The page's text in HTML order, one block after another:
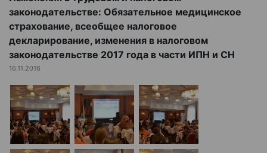
законодательстве: Обязательное медицинское
страхование, всеобщее налоговое
декларирование, изменения в налоговом
законодательстве 2017 года в части ИПН и СН
16.11.2016